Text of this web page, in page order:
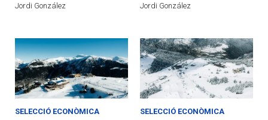
Jordi González Jordi González
SELECCIÓ ECONÒMICA SELECCIÓ ECONÒMICA